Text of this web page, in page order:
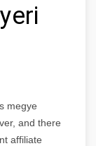
megye
and there
affiliate